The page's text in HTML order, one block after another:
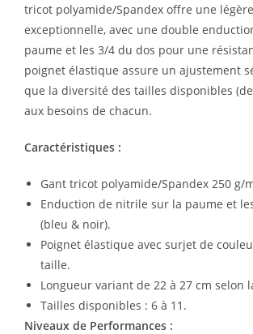
tricot polyamide/Spandex offre une
exceptionnelle, avec une double
paume et les 3/4 du dos pour une
poignet élastique assure un ajustement
que la diversité des tailles disponibles
aux besoins de chacun.
Caractéristiques :
Gant tricot polyamide/Spandex 250 g/
Enduction de nitrile sur la paume et
(bleu & noir).
Poignet élastique avec surjet de
taille.
Longueur variant de 22 à 27 cm selon
Tailles disponibles : 6 à 11.
Niveaux de Performances :